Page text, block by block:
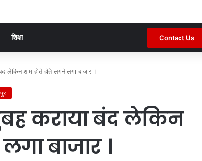
शिक्षा Contact Us
लेकिन शाम होते होते लगने लगा बाजार ।
कराया बंद लेकिन
बाजार ।